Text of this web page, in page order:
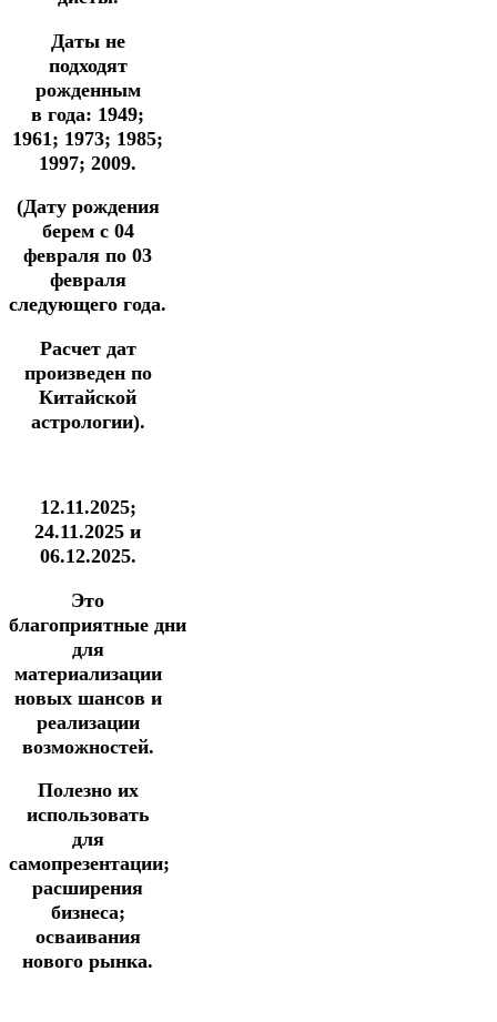
Даты не
подходят
рожденным
в года: 1949;
1961; 1973; 1985;
1997; 2009.
(Дату рождения
берем с 04
февраля по 03
февраля
следующего года.
Расчет дат
произведен по
Китайской
астрологии).
12.11.2025;
24.11.2025 и
06.12.2025.
Это
благоприятные дни
для
материализации
новых шансов и
реализации
возможностей.
Полезно их
использовать
для
самопрезентации;
расширения
бизнеса;
осваивания
нового рынка.